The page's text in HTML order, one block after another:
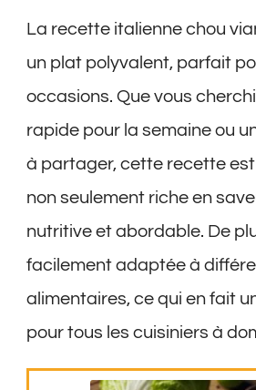
La recette italienne chou
un plat polyvalent, parfait
occasions. Que vous
rapide pour la semaine ou
à partager, cette recette est
non seulement riche en
nutritive et abordable. De
facilement adaptée à
alimentaires, ce qui en fait
pour tous les cuisiniers à